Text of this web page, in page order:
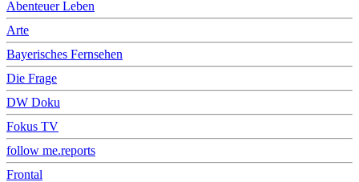
Abenteuer Leben
Arte
Bayerisches Fernsehen
Die Frage
DW Doku
Fokus TV
follow me.reports
Frontal